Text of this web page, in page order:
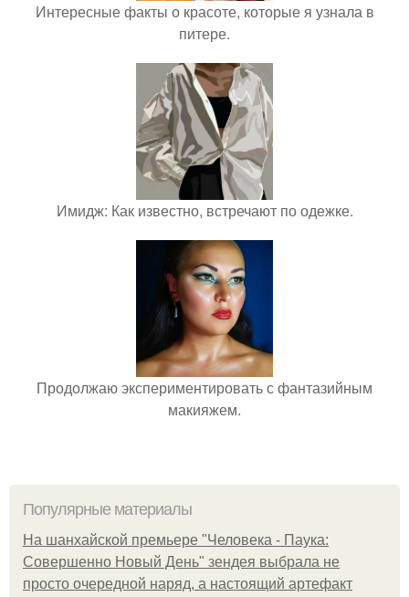
Интересные факты о красоте, которые я узнала в
питере.
Имидж: Как известно, встречают по одежке.
Продолжаю экспериментировать с фантазийным
макияжем.
Популярные материалы
На шанхайской премьере "Человека - Паука:
Совершенно Новый День" зендея выбрала не
просто очередной наряд, а настоящий артефакт